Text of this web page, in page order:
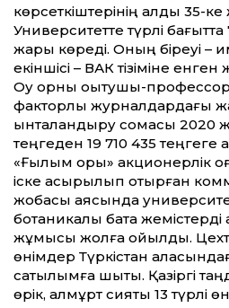
көрсеткіштерінің алды 35-ке
Университет­те түрлі
жарық көреді. Оның біреуі –
екіншісі – ВАК тізіміне
Оқу орны оқытушы-
факторлы журналдардағы
ынталандыру сомасы 2020
теңгеден 19 710 435 теңгеге
«Ғылым қоры» акционерлік
іске асырылып отырған
жобасы аясында университет
ботаникалық бақта жемістерді
жұмысы жолға қойылды.
өнімдер Түркістан
сатылымға шықты. Қазіргі
өрік, алмұрт сияқты 13 түрлі